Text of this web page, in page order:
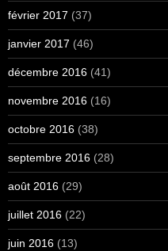
février 2017 (37)
janvier 2017 (46)
décembre 2016 (41)
novembre 2016 (16)
octobre 2016 (38)
septembre 2016 (28)
août 2016 (29)
juillet 2016 (22)
juin 2016 (13)